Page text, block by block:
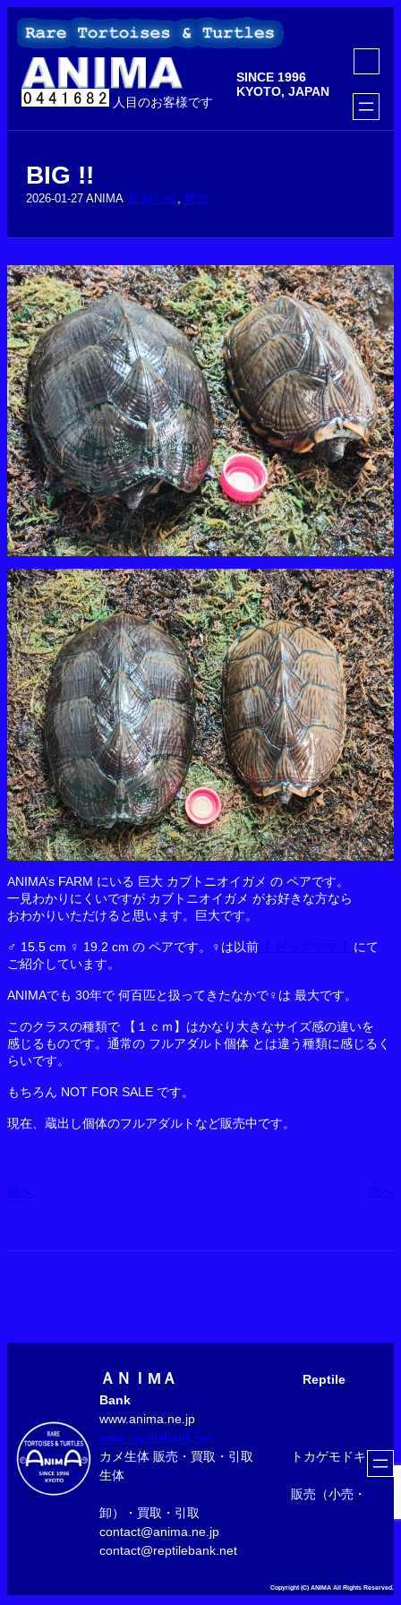
を
人目のお客様です
SINCE 1996
KYOTO, JAPAN
ア
コ
ン
リ
ン
ク
BIG !!
2026-01-27 ANIMA お知らせ 情報
ANIMA’s FARM にいる 巨大 カブトニオイガメ の ペアです。
一見わかりにくいですが カブトニオイガメ がお好きな方なら
おわかりいただけると思います。巨大です。
♂ 15.5 cm ♀ 19.2 cm の ペアです。♀は以前 【 ビッグママ 】 にて
ご紹介しています。
ANIMAでも 30年で 何百匹と扱ってきたなかで♀は 最大です。
このクラスの種類で 【１ｃｍ】はかなり大きなサイズ感の違いを
感じるものです。通常の フルアダルト個体 とは違う種類に感じるく
らいです。
もちろん NOT FOR SALE です。
現在、蔵出し個体のフルアダルトなど販売中です。
前へ 次へ
ＡＮＩМＡ
Reptile
Bank
www.anima.ne.jp
www.reptilebank.net
カメ生体 販売・買取・引取 トカゲモドキ
生体
販売（小売・
卸）・買取・引取
contact@anima.ne.jp
contact@reptilebank.net
Copyright (C) ANIMA All Rights Reserved.